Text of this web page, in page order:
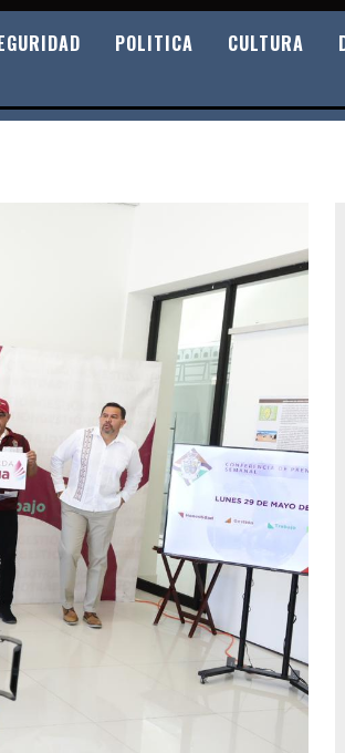
POLITICA CULTURA